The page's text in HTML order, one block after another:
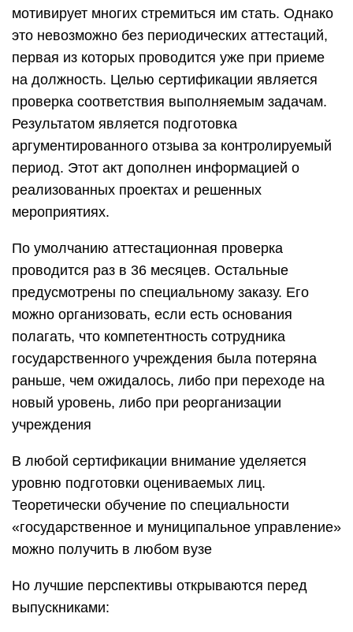
мотивирует многих стремиться им стать. Однако
это невозможно без периодических аттестаций,
первая из которых проводится уже при приеме
на должность. Целью сертификации является
проверка соответствия выполняемым задачам.
Результатом является подготовка
аргументированного отзыва за контролируемый
период. Этот акт дополнен информацией о
реализованных проектах и ​​решенных
мероприятиях.
По умолчанию аттестационная проверка
проводится раз в 36 месяцев. Остальные
предусмотрены по специальному заказу. Его
можно организовать, если есть основания
полагать, что компетентность сотрудника
государственного учреждения была потеряна
раньше, чем ожидалось, либо при переходе на
новый уровень, либо при реорганизации
учреждения
В любой сертификации внимание уделяется
уровню подготовки оцениваемых лиц.
Теоретически обучение по специальности
«государственное и муниципальное управление»
можно получить в любом вузе
Но лучшие перспективы открываются перед
выпускниками: